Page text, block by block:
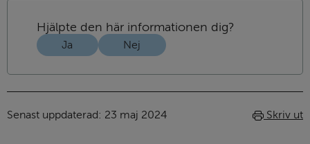
Hjälpte den här informationen dig?
Ja Nej
Senast uppdaterad: 23 maj 2024 Skriv ut